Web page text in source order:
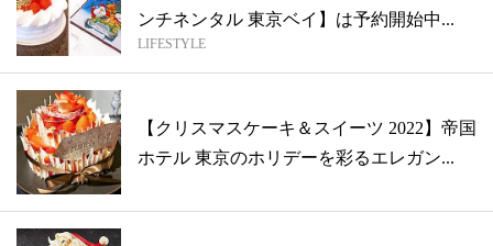
ンチネンタル 東京ベイ】は予約開始中...
LIFESTYLE
【クリスマスケーキ＆スイーツ 2022】帝国
ホテル 東京のホリデーを彩るエレガン...